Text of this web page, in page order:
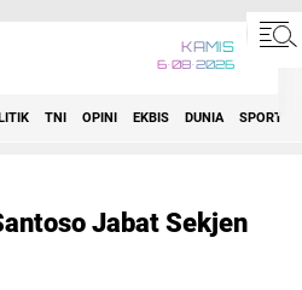
KAMIS
6•08•2026
TNI OPINI EKBIS DUNIA SPORT
Jabat Sekjen